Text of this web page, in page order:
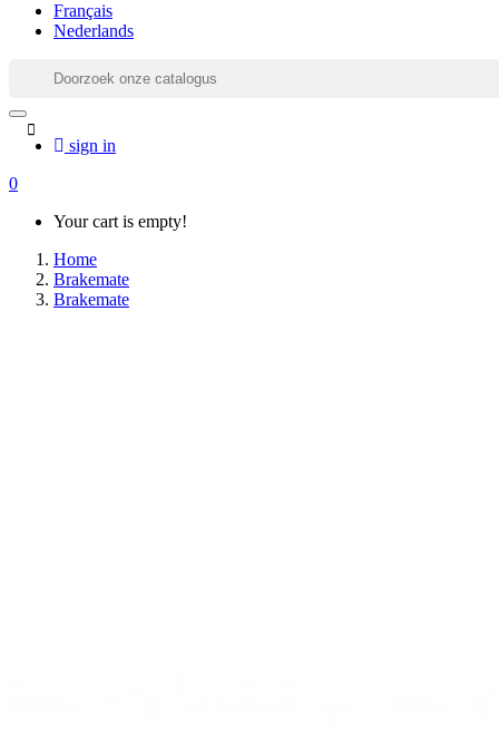
Français
Nederlands
sign in
0
Your cart is empty!
Home
Brakemate
Brakemate